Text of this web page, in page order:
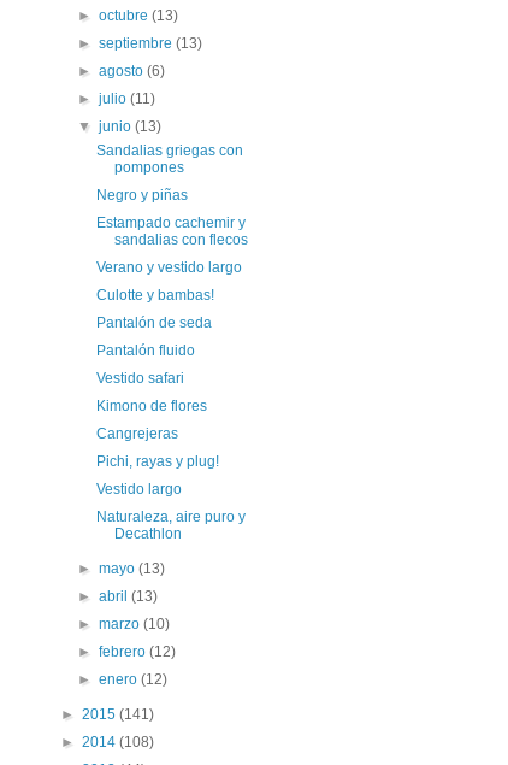
►octubre(13)
►septiembre(13)
►agosto(6)
►julio(11)
▼junio(13)
Sandalias griegas con
pompones
Negro y piñas
Estampado cachemir y
sandalias con flecos
Verano y vestido largo
Culotte y bambas!
Pantalón de seda
Pantalón fluido
Vestido safari
Kimono de flores
Cangrejeras
Pichi, rayas y plug!
Vestido largo
Naturaleza, aire puro y
Decathlon
►mayo(13)
►abril(13)
►marzo(10)
►febrero(12)
►enero(12)
► 2015 (141)
► 2014 (108)